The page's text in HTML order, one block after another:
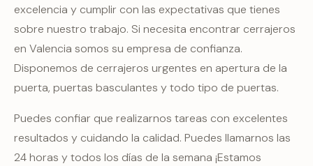
excelencia y cumplir con las expectativas que tienes
sobre nuestro trabajo. Si necesita encontrar cerrajeros
en Valencia somos su empresa de confianza.
Disponemos de cerrajeros urgentes en apertura de la
puerta, puertas basculantes y todo tipo de puertas.
Puedes confiar que realizarnos tareas con excelentes
resultados y cuidando la calidad. Puedes llamarnos las
24 horas y todos los días de la semana ¡Estamos